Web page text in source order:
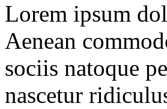
Lorem ipsum
Aenean
sociis natoque
nascetur